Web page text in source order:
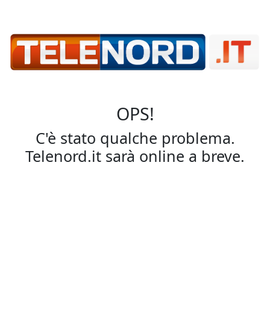
OPS!
C'è stato qualche problema.
Telenord.it sarà online a breve.